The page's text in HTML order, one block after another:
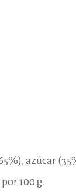
azúcar
100 g.